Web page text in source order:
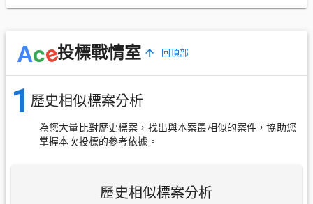
Ace投標戰情室 回頂部
1 歷史相似標案分析
為您大量比對歷史標案，找出與本案最相似的案件，協助您
掌握本次投標的參考依據。
歷史相似標案分析